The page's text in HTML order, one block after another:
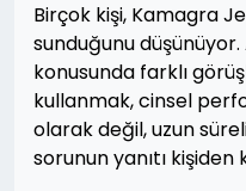
Birçok kişi, Kamagra
sunduğunu
konusunda farklı
kullanmak, cinsel
olarak değil, uzun
sorunun yanıtı kişiden